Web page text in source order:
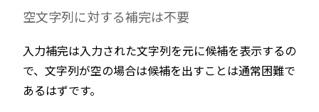
空文字列に対する補完は不要
入力補完は入力された文字列を元に候補を表示するの
で、文字列が空の場合は候補を出すことは通常困難で
あるはずです。